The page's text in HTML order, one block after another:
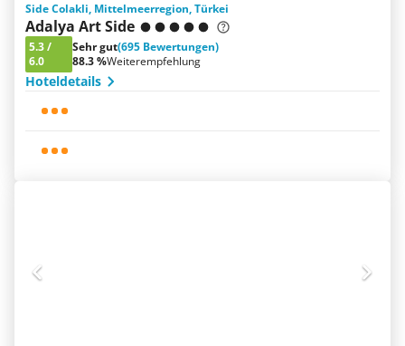
Side Colakli, Mittelmeerregion, Türkei
Adalya Art Side
5.3/
6.0
Sehr gut(695 Bewertungen)
88.3 %Weiterempfehlung
Hoteldetails